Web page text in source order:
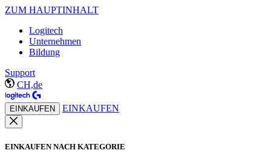
ZUM HAUPTINHALT
Logitech
Unternehmen
Bildung
Support
CH,de
EINKAUFEN EINKAUFEN
EINKAUFEN NACH KATEGORIE